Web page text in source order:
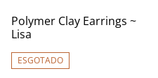
Polymer Clay Earrings ~
Lisa
ESGOTADO